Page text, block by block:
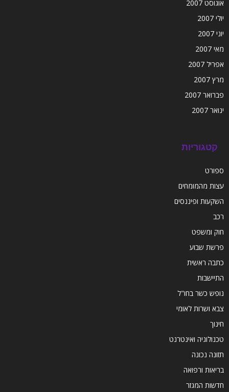
אוגוסט 2007
יולי 2007
יוני 2007
מאי 2007
אפריל 2007
מרץ 2007
פברואר 2007
ינואר 2007
קטגוריות
ספורט
עצות מהמומחים
השקעות ופיננסים
רכב
חוק ומשפט
פרשת שבוע
כתבה ראשית
התיישבות
נופש כשר בחו"ל
צבא ושרות לאומי
חינוך
טכנולוגיה ואינטרנט
תזונה נכונה
בריאות ורפואה
חדשות המגזר